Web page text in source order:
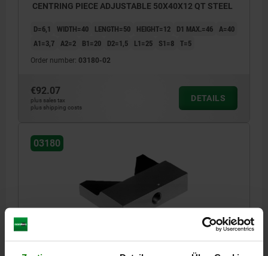
CENTRING PIECE ADJUSTABLE 50X40X12 QT STEEL
D=6,1 WIDTH=40 LENGTH=50 HEIGHT=12 D1 MAX.=46 A=40
A1=3,7 A2=2 B1=20 D2=1,5 L1=25 S1=8 T=5
Order number: 03180-02
€92.07
plus sales tax
plus shipping costs
DETAILS
03180